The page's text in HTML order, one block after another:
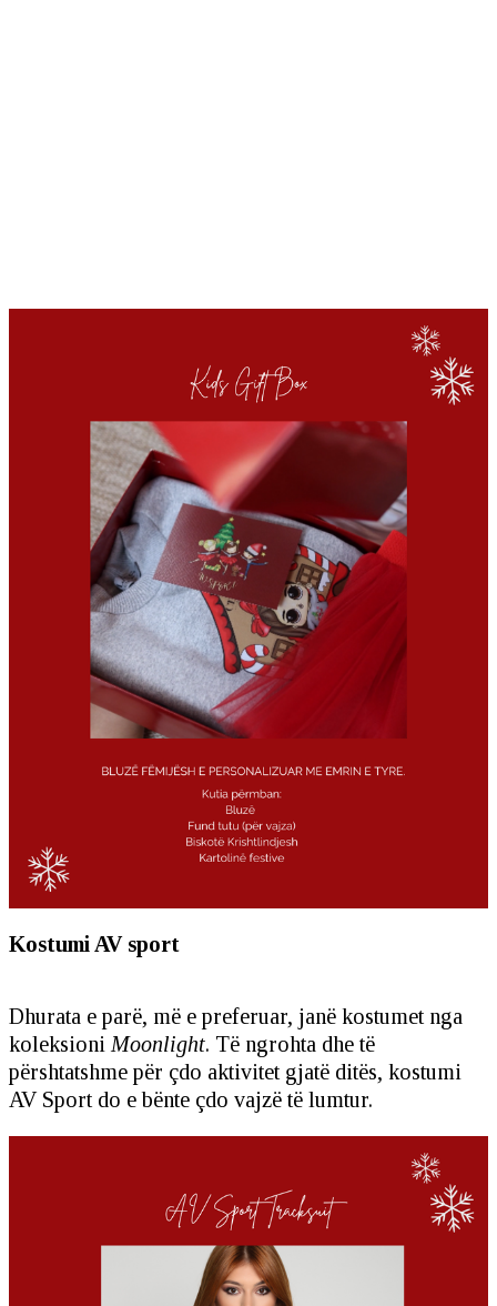
Kostumi AV sport
Dhurata e parë, më e preferuar, janë kostumet nga
koleksioni Moonlight. Të ngrohta dhe të
përshtatshme për çdo aktivitet gjatë ditës, kostumi
AV Sport do e bënte çdo vajzë të lumtur.